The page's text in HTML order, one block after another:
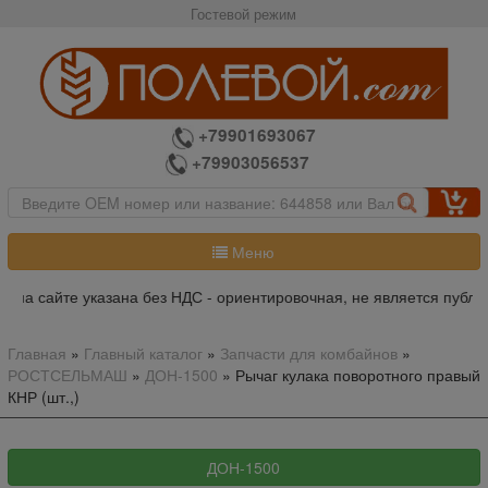
Гостевой режим
+79901693067
+79903056537
Меню
сайте указана без НДС - ориентировочная, не является
Главная » Главный каталог» Запчасти для комбайнов»
РОСТСЕЛЬМАШ » ДОН-1500 » Рычаг кулака поворотного правый
КНР (шт.,)